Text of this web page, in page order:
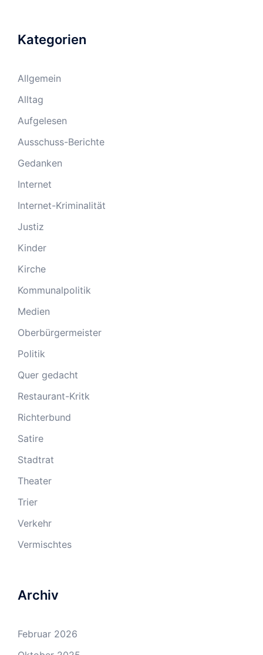
Kategorien
Allgemein
Alltag
Aufgelesen
Ausschuss-Berichte
Gedanken
Internet
Internet-Kriminalität
Justiz
Kinder
Kirche
Kommunalpolitik
Medien
Oberbürgermeister
Politik
Quer gedacht
Restaurant-Kritk
Richterbund
Satire
Stadtrat
Theater
Trier
Verkehr
Vermischtes
Archiv
Februar 2026